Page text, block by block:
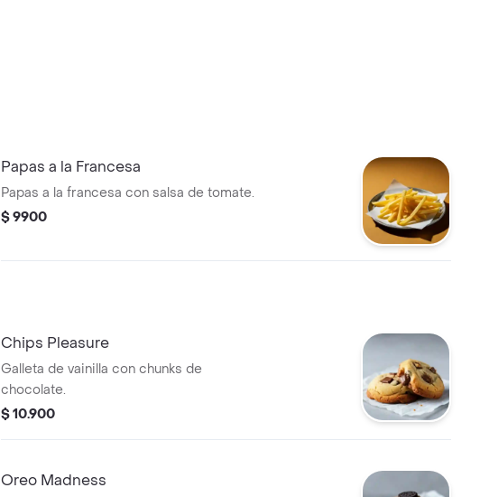
Papas a la Francesa
Papas a la francesa con salsa de tomate.
$ 9900
Chips Pleasure
Galleta de vainilla con chunks de
chocolate.
$ 10.900
Oreo Madness